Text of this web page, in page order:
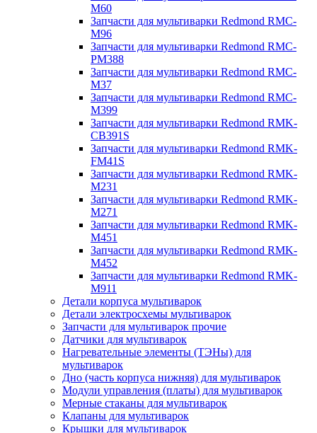
M60
Запчасти для мультиварки Redmond RMC-
M96
Запчасти для мультиварки Redmond RMC-
PM388
Запчасти для мультиварки Redmond RMC-
M37
Запчасти для мультиварки Redmond RMC-
M399
Запчасти для мультиварки Redmond RMK-
CB391S
Запчасти для мультиварки Redmond RMK-
FM41S
Запчасти для мультиварки Redmond RMK-
M231
Запчасти для мультиварки Redmond RMK-
M271
Запчасти для мультиварки Redmond RMK-
M451
Запчасти для мультиварки Redmond RMK-
M452
Запчасти для мультиварки Redmond RMK-
M911
Детали корпуса мультиварок
Детали электросхемы мультиварок
Запчасти для мультиварок прочие
Датчики для мультиварок
Нагревательные элементы (ТЭНы) для
мультиварок
Дно (часть корпуса нижняя) для мультиварок
Модули управления (платы) для мультиварок
Мерные стаканы для мультиварок
Клапаны для мультиварок
Крышки для мультиварок